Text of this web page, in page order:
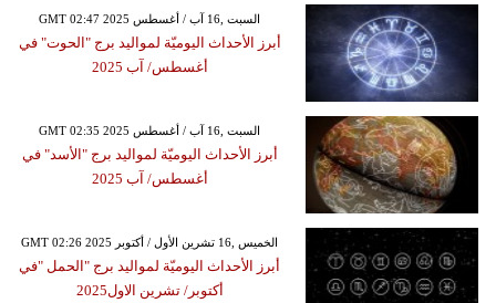
GMT 02:47 2025 السبت ,16 آب / أغسطس
أبرز الأحداث اليوميّة لمواليد برج "الحوت" في
أغسطس/ آب 2025
GMT 02:35 2025 السبت ,16 آب / أغسطس
أبرز الأحداث اليوميّة لمواليد برج "الأسد" في
أغسطس/ آب 2025
GMT 02:26 2025 الخميس ,16 تشرين الأول / أكتوبر
أبرز الأحداث اليوميّة لمواليد برج "الحمل "في
أكتوبر/ تشرين الاول2025